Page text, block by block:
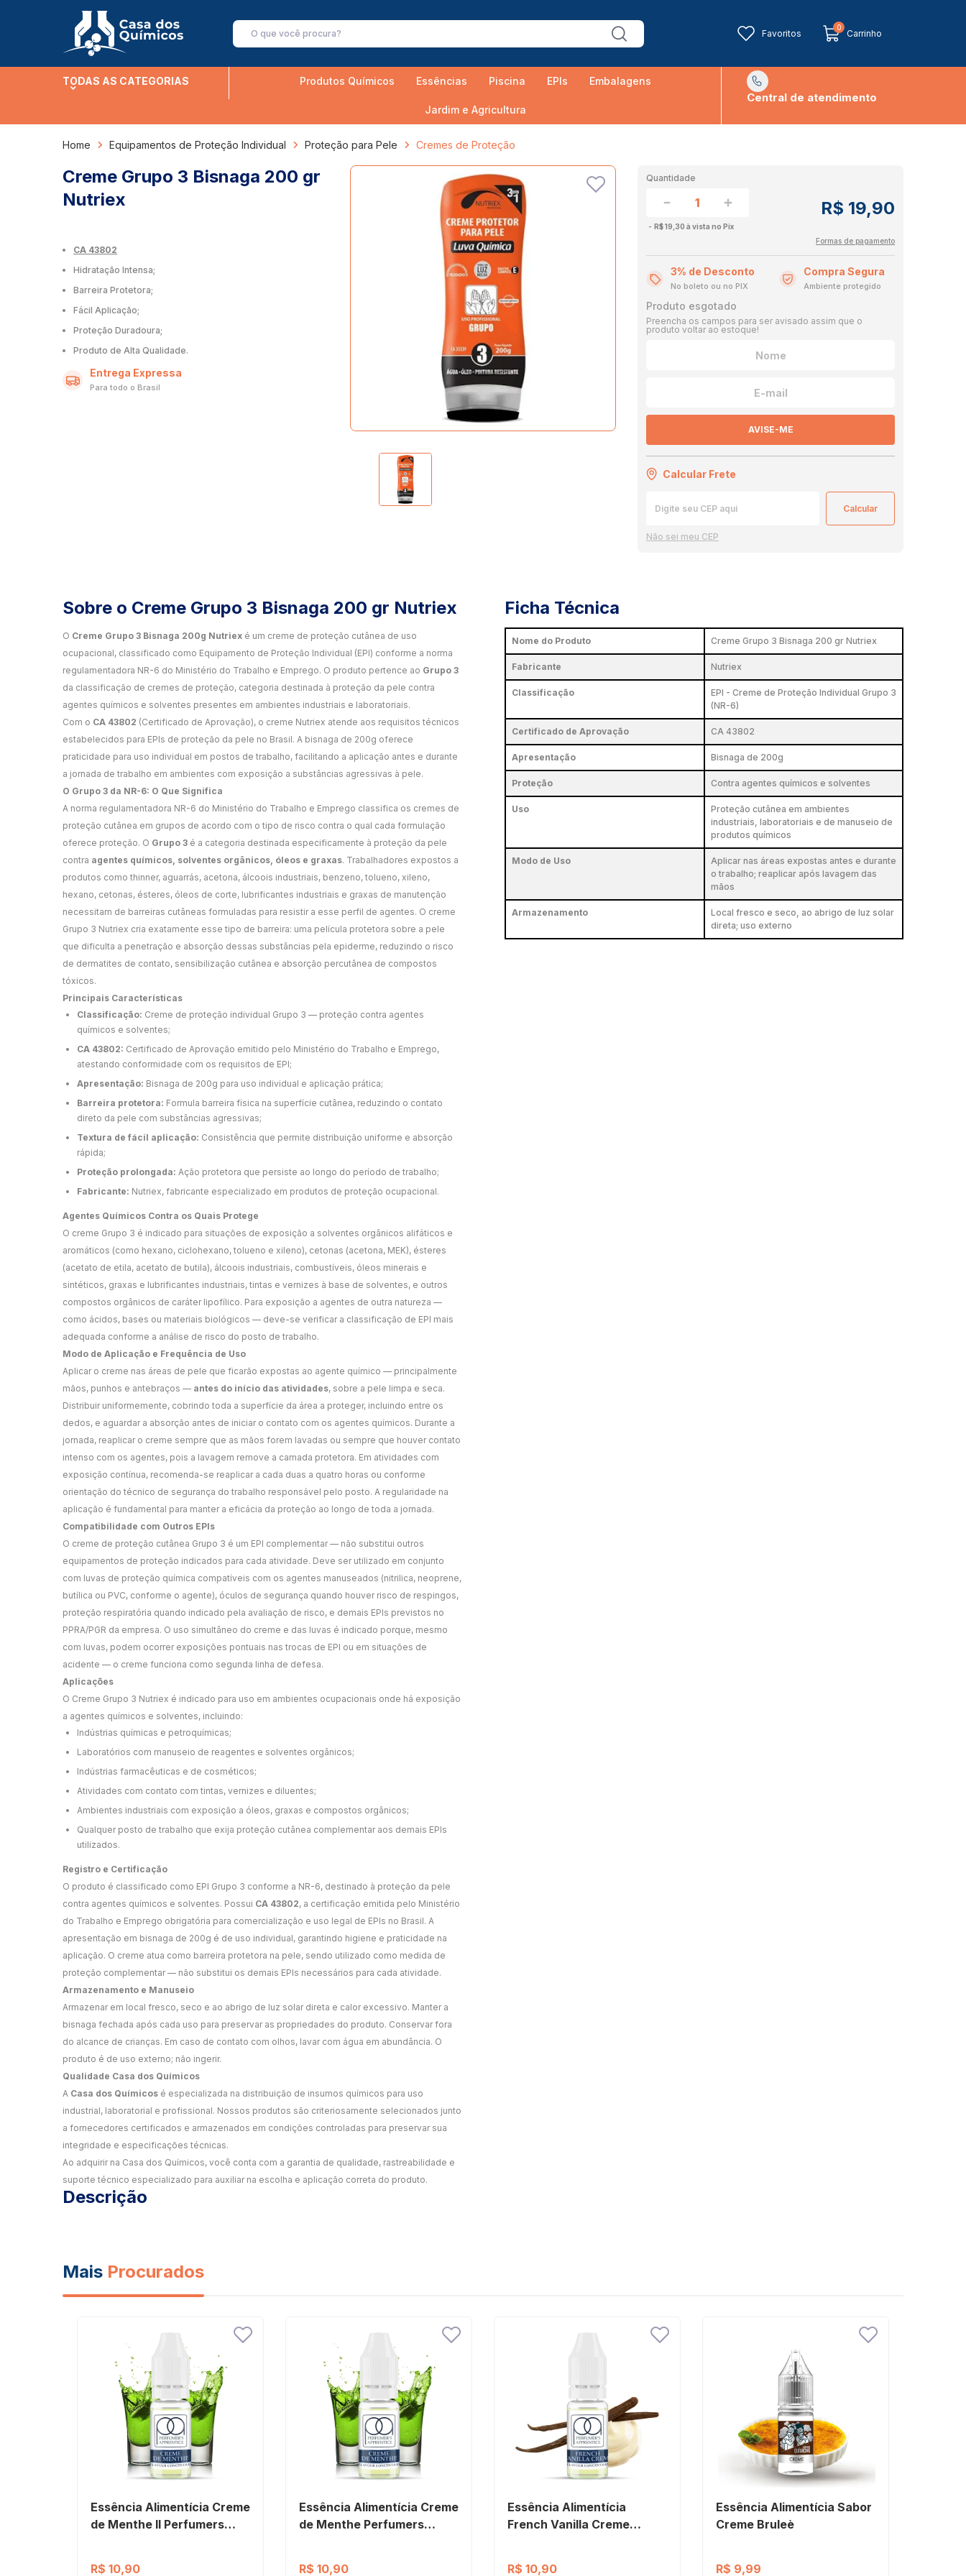
Favoritos
0
Carrinho
TODAS AS CATEGORIAS Produtos Químicos Essências Piscina EPIs Embalagens
Jardim e Agricultura
Central de atendimento
Home Equipamentos de Proteção Individual Proteção para Pele Cremes de Proteção
Creme Grupo 3 Bisnaga 200 gr
Nutriex
CA 43802
Hidratação Intensa;
Barreira Protetora;
Fácil Aplicação;
Proteção Duradoura;
Produto de Alta Qualidade.
Entrega Expressa
Para todo o Brasil
Quantidade
R$ 19,90
R$ 19,30 à vista no Pix
Formas de pagamento
3% de Desconto
No boleto ou no PIX
Compra Segura
Ambiente protegido
Produto esgotado
Preencha os campos para ser avisado assim que o
produto voltar ao estoque!
AVISE-ME
Calcular Frete
Não sei meu CEP
Sobre o Creme Grupo 3 Bisnaga 200 gr Nutriex
O Creme Grupo 3 Bisnaga 200g Nutriex é um creme de proteção cutânea de uso
ocupacional, classificado como Equipamento de Proteção Individual (EPI) conforme a norma
regulamentadora NR-6 do Ministério do Trabalho e Emprego. O produto pertence ao Grupo 3
da classificação de cremes de proteção, categoria destinada à proteção da pele contra
agentes químicos e solventes presentes em ambientes industriais e laboratoriais.
Com o CA 43802 (Certificado de Aprovação), o creme Nutriex atende aos requisitos técnicos
estabelecidos para EPIs de proteção da pele no Brasil. A bisnaga de 200g oferece
praticidade para uso individual em postos de trabalho, facilitando a aplicação antes e durante
a jornada de trabalho em ambientes com exposição a substâncias agressivas à pele.
O Grupo 3 da NR-6: O Que Significa
A norma regulamentadora NR-6 do Ministério do Trabalho e Emprego classifica os cremes de
proteção cutânea em grupos de acordo com o tipo de risco contra o qual cada formulação
oferece proteção. O Grupo 3 é a categoria destinada especificamente à proteção da pele
contra agentes químicos, solventes orgânicos, óleos e graxas. Trabalhadores expostos a
produtos como thinner, aguarrás, acetona, álcoois industriais, benzeno, tolueno, xileno,
hexano, cetonas, ésteres, óleos de corte, lubrificantes industriais e graxas de manutenção
necessitam de barreiras cutâneas formuladas para resistir a esse perfil de agentes. O creme
Grupo 3 Nutriex cria exatamente esse tipo de barreira: uma película protetora sobre a pele
que dificulta a penetração e absorção dessas substâncias pela epiderme, reduzindo o risco
de dermatites de contato, sensibilização cutânea e absorção percutânea de compostos
tóxicos.
Principais Características
Classificação: Creme de proteção individual Grupo 3 — proteção contra agentes
químicos e solventes;
CA 43802: Certificado de Aprovação emitido pelo Ministério do Trabalho e Emprego,
atestando conformidade com os requisitos de EPI;
Apresentação: Bisnaga de 200g para uso individual e aplicação prática;
Barreira protetora: Formula barreira física na superfície cutânea, reduzindo o contato
direto da pele com substâncias agressivas;
Textura de fácil aplicação: Consistência que permite distribuição uniforme e absorção
rápida;
Proteção prolongada: Ação protetora que persiste ao longo do período de trabalho;
Fabricante: Nutriex, fabricante especializado em produtos de proteção ocupacional.
Agentes Químicos Contra os Quais Protege
O creme Grupo 3 é indicado para situações de exposição a solventes orgânicos alifáticos e
aromáticos (como hexano, ciclohexano, tolueno e xileno), cetonas (acetona, MEK), ésteres
(acetato de etila, acetato de butila), álcoois industriais, combustíveis, óleos minerais e
sintéticos, graxas e lubrificantes industriais, tintas e vernizes à base de solventes, e outros
compostos orgânicos de caráter lipofílico. Para exposição a agentes de outra natureza —
como ácidos, bases ou materiais biológicos — deve-se verificar a classificação de EPI mais
adequada conforme a análise de risco do posto de trabalho.
Modo de Aplicação e Frequência de Uso
Aplicar o creme nas áreas de pele que ficarão expostas ao agente químico — principalmente
mãos, punhos e antebraços — antes do início das atividades, sobre a pele limpa e seca.
Distribuir uniformemente, cobrindo toda a superfície da área a proteger, incluindo entre os
dedos, e aguardar a absorção antes de iniciar o contato com os agentes químicos. Durante a
jornada, reaplicar o creme sempre que as mãos forem lavadas ou sempre que houver contato
intenso com os agentes, pois a lavagem remove a camada protetora. Em atividades com
exposição contínua, recomenda-se reaplicar a cada duas a quatro horas ou conforme
orientação do técnico de segurança do trabalho responsável pelo posto. A regularidade na
aplicação é fundamental para manter a eficácia da proteção ao longo de toda a jornada.
Compatibilidade com Outros EPIs
O creme de proteção cutânea Grupo 3 é um EPI complementar — não substitui outros
equipamentos de proteção indicados para cada atividade. Deve ser utilizado em conjunto
com luvas de proteção química compatíveis com os agentes manuseados (nitrilica, neoprene,
butílica ou PVC, conforme o agente), óculos de segurança quando houver risco de respingos,
proteção respiratória quando indicado pela avaliação de risco, e demais EPIs previstos no
PPRA/PGR da empresa. O uso simultâneo do creme e das luvas é indicado porque, mesmo
com luvas, podem ocorrer exposições pontuais nas trocas de EPI ou em situações de
acidente — o creme funciona como segunda linha de defesa.
Aplicações
O Creme Grupo 3 Nutriex é indicado para uso em ambientes ocupacionais onde há exposição
a agentes químicos e solventes, incluindo:
Indústrias químicas e petroquímicas;
Laboratórios com manuseio de reagentes e solventes orgânicos;
Indústrias farmacêuticas e de cosméticos;
Atividades com contato com tintas, vernizes e diluentes;
Ambientes industriais com exposição a óleos, graxas e compostos orgânicos;
Qualquer posto de trabalho que exija proteção cutânea complementar aos demais EPIs
utilizados.
Registro e Certificação
O produto é classificado como EPI Grupo 3 conforme a NR-6, destinado à proteção da pele
contra agentes químicos e solventes. Possui CA 43802, a certificação emitida pelo Ministério
do Trabalho e Emprego obrigatória para comercialização e uso legal de EPIs no Brasil. A
apresentação em bisnaga de 200g é de uso individual, garantindo higiene e praticidade na
aplicação. O creme atua como barreira protetora na pele, sendo utilizado como medida de
proteção complementar — não substitui os demais EPIs necessários para cada atividade.
Armazenamento e Manuseio
Armazenar em local fresco, seco e ao abrigo de luz solar direta e calor excessivo. Manter a
bisnaga fechada após cada uso para preservar as propriedades do produto. Conservar fora
do alcance de crianças. Em caso de contato com olhos, lavar com água em abundância. O
produto é de uso externo; não ingerir.
Qualidade Casa dos Químicos
A Casa dos Químicos é especializada na distribuição de insumos químicos para uso
industrial, laboratorial e profissional. Nossos produtos são criteriosamente selecionados junto
a fornecedores certificados e armazenados em condições controladas para preservar sua
integridade e especificações técnicas.
Ao adquirir na Casa dos Químicos, você conta com a garantia de qualidade, rastreabilidade e
suporte técnico especializado para auxiliar na escolha e aplicação correta do produto.
Ficha Técnica
Nome do Produto Creme Grupo 3 Bisnaga 200 gr Nutriex
Fabricante Nutriex
Classificação
EPI - Creme de Proteção Individual Grupo 3
(NR-6)
Certificado de Aprovação CA 43802
Apresentação Bisnaga de 200g
Proteção Contra agentes químicos e solventes
Uso
Proteção cutânea em ambientes
industriais, laboratoriais e de manuseio de
produtos químicos
Modo de Uso
Aplicar nas áreas expostas antes e durante
o trabalho; reaplicar após lavagem das
mãos
Armazenamento
Local fresco e seco, ao abrigo de luz solar
direta; uso externo
Descrição
Mais Procurados
Essência Alimentícia Creme
de Menthe II Perfumers
R$ 10,90
Essência Alimentícia Creme
de Menthe Perfumers
R$ 10,90
Essência Alimentícia
French Vanilla Creme
R$ 10,90
Essência Alimentícia Sabor
Creme Bruleè
R$ 9,99